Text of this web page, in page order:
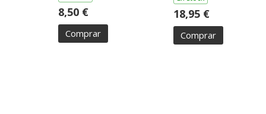
8,50 €
Comprar
18,95 €
Comprar